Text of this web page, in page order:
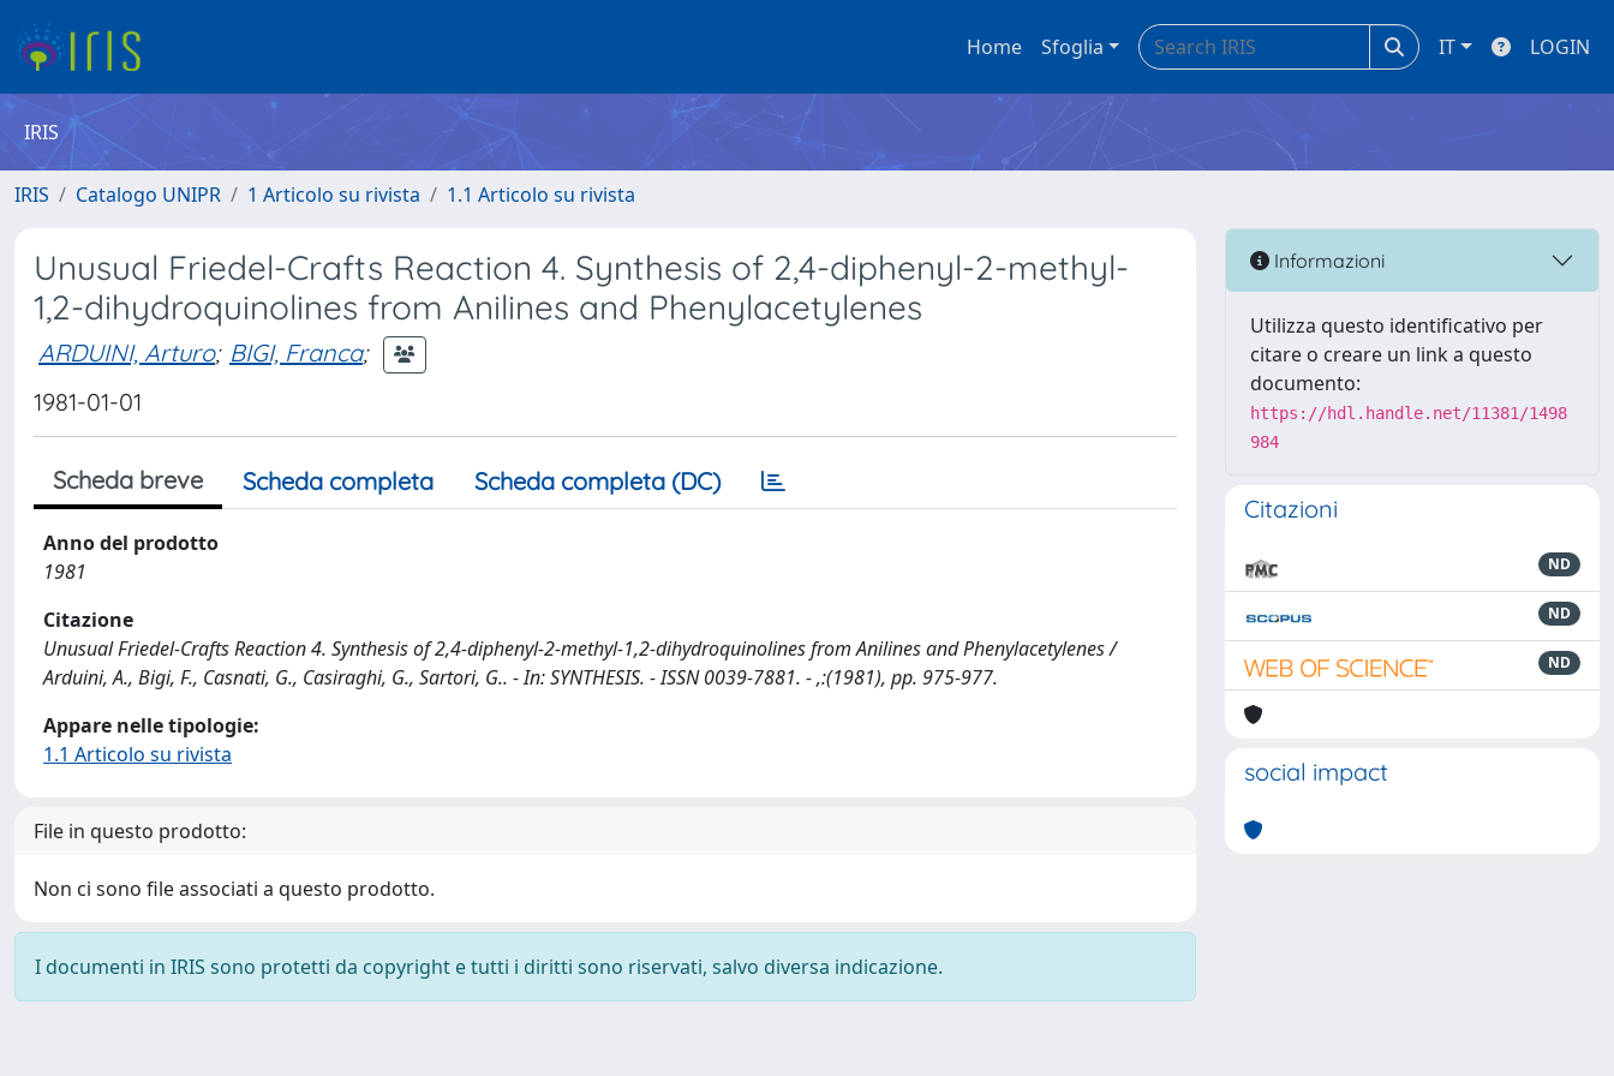
Home Sfoglia IT LOGIN
IRIS
IRIS Catalogo UNIPR 1 Articolo su rivista 1.1 Articolo su rivista
Unusual Friedel-Crafts Reaction 4. Synthesis of 2,4-diphenyl-2-methyl-
1,2-dihydroquinolines from Anilines and Phenylacetylenes
ARDUINI, Arturo; BIGI, Franca;
1981-01-01
Scheda breve Scheda completa Scheda completa (DC)
Anno del prodotto
1981
Citazione
Unusual Friedel-Crafts Reaction 4. Synthesis of 2,4-diphenyl-2-methyl-1,2-dihydroquinolines from Anilines and Phenylacetylenes /
Arduini, A., Bigi, F., Casnati, G., Casiraghi, G., Sartori, G.. - In: SYNTHESIS. - ISSN 0039-7881. - ,:(1981), pp. 975-977.
Appare nelle tipologie:
1.1 Articolo su rivista
File in questo prodotto:
Non ci sono file associati a questo prodotto.
I documenti in IRIS sono protetti da copyright e tutti i diritti sono riservati, salvo diversa indicazione.
Informazioni
Utilizza questo identificativo per
citare o creare un link a questo
documento:
https://hdl.handle.net/11381/1498
984
Citazioni
ND
ND
ND
social impact